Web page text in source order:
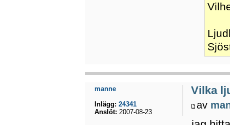
Vilka
av
manne
Inlägg: 24341
Anslöt: 2007-08-23